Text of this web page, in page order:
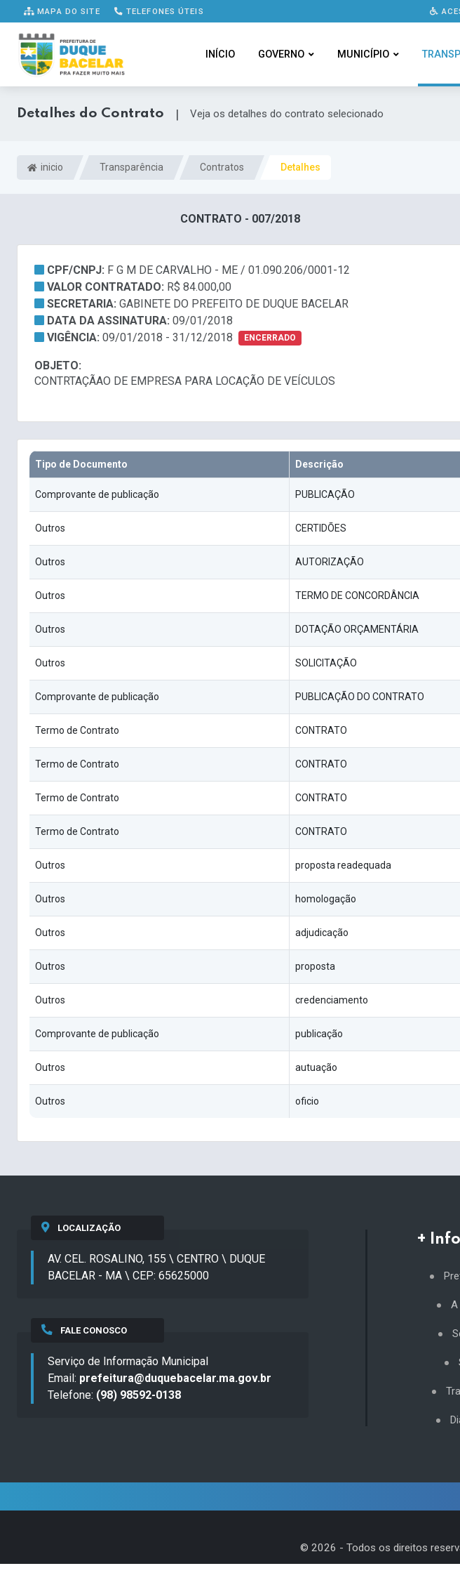
MAPA DO SITE TELEFONES ÚTEIS
INÍCIO GOVERNO MUNICÍPIO
Detalhes do Contrato | Veja os detalhes do contrato selecionado
inicio Transparência Contratos Detalhes
CONTRATO - 007/2018
CPF/CNPJ: F G M DE CARVALHO - ME / 01.090.206/0001-12
VALOR CONTRATADO: R$ 84.000,00
SECRETARIA: GABINETE DO PREFEITO DE DUQUE BACELAR
DATA DA ASSINATURA: 09/01/2018
VIGÊNCIA: 09/01/2018 - 31/12/2018 ENCERRADO
OBJETO:
CONTRTAÇÃAO DE EMPRESA PARA LOCAÇÃO DE VEÍCULOS
Tipo de Documento Descrição
Comprovante de publicação PUBLICAÇÃO
Outros CERTIDÕES
Outros AUTORIZAÇÃO
Outros TERMO DE CONCORDÂNCIA
Outros DOTAÇÃO ORÇAMENTÁRIA
Outros SOLICITAÇÃO
Comprovante de publicação PUBLICAÇÃO DO CONTRATO
Termo de Contrato CONTRATO
Termo de Contrato CONTRATO
Termo de Contrato CONTRATO
Termo de Contrato CONTRATO
Outros proposta readequada
Outros homologação
Outros adjudicação
Outros proposta
Outros credenciamento
Comprovante de publicação publicação
Outros autuação
Outros oficio
LOCALIZAÇÃO
AV. CEL. ROSALINO, 155 \ CENTRO \ DUQUE
BACELAR - MA \ CEP: 65625000
FALE CONOSCO
Serviço de Informação Municipal
Email: prefeitura@duquebacelar.ma.gov.br
Telefone: (98) 98592-0138
+
A
© 2026 - Todos os direitos